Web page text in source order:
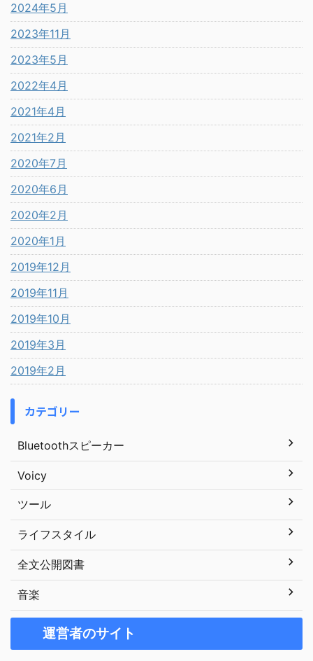
2024年5月
2023年11月
2023年5月
2022年4月
2021年4月
2021年2月
2020年7月
2020年6月
2020年2月
2020年1月
2019年12月
2019年11月
2019年10月
2019年3月
2019年2月
カテゴリー
Bluetoothスピーカー
Voicy
ツール
ライフスタイル
全文公開図書
音楽
運営者のサイト